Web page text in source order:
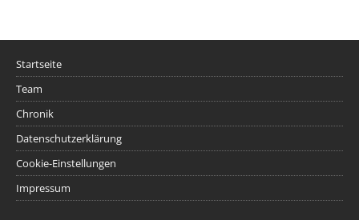
Startseite
Team
Chronik
Datenschutzerklärung
Cookie-Einstellungen
Impressum